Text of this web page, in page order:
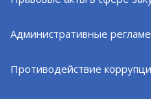
Административные
Противодействие
Официальный
образования